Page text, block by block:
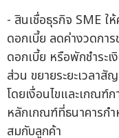
- สินเชื่อธุรกิจ SME ใ
ดอกเบี้ย ลดค่างวดการ
ดอกเบี้ย หรือพักชำระ
ส่วน ขยายระยะเวลา
โดยเงื่อนไขและเกณฑ์
หลักเกณฑ์ที่ธนาคารก
สมกับลูกค้า